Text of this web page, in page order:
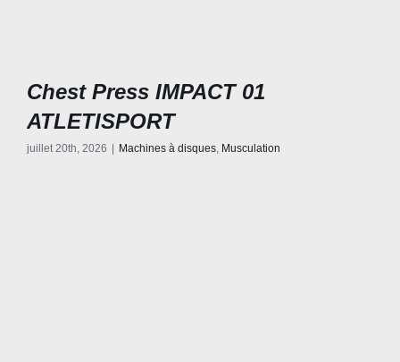
Chest Press IMPACT 01
ATLETISPORT
juillet 20th, 2026 Machines à disques, Musculation